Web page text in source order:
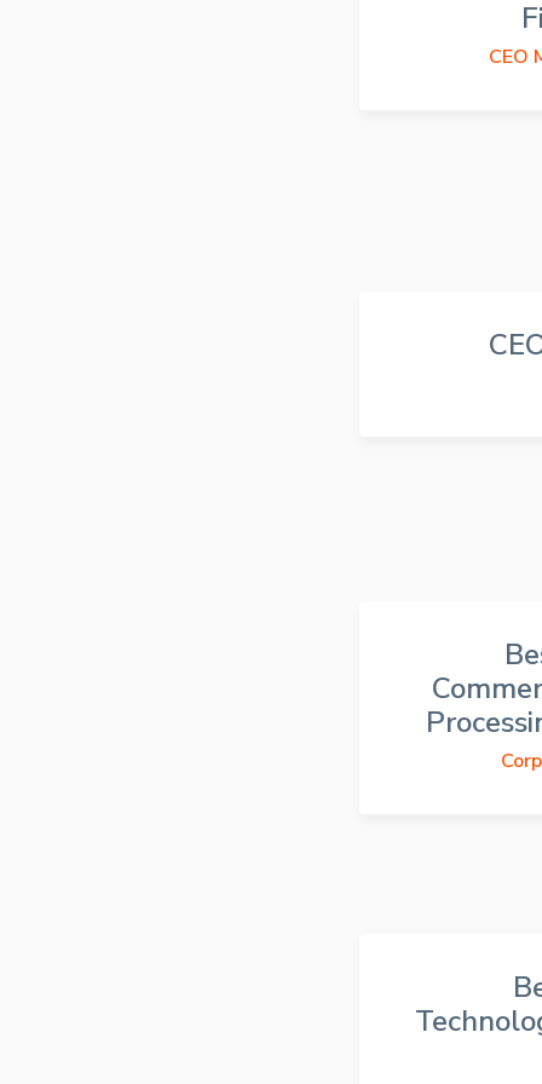
CEO